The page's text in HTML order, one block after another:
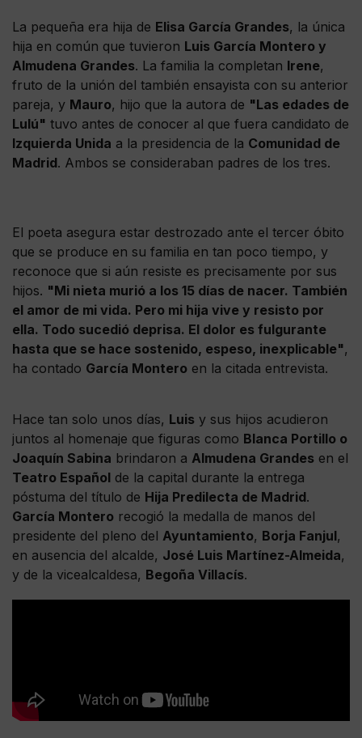
La pequeña era hija de Elisa García Grandes, la única
hija en común que tuvieron Luis García Montero y
Almudena Grandes. La familia la completan Irene,
fruto de la unión del también ensayista con su anterior
pareja, y Mauro, hijo que la autora de "Las edades de
Lulú" tuvo antes de conocer al que fuera candidato de
Izquierda Unida a la presidencia de la Comunidad de
Madrid. Ambos se consideraban padres de los tres.
El poeta asegura estar destrozado ante el tercer óbito
que se produce en su familia en tan poco tiempo, y
reconoce que si aún resiste es precisamente por sus
hijos. "Mi nieta murió a los 15 días de nacer. También
el amor de mi vida. Pero mi hija vive y resisto por
ella. Todo sucedió deprisa. El dolor es fulgurante
hasta que se hace sostenido, espeso, inexplicable",
ha contado García Montero en la citada entrevista.
Hace tan solo unos días, Luis y sus hijos acudieron
juntos al homenaje que figuras como Blanca Portillo o
Joaquín Sabina brindaron a Almudena Grandes en el
Teatro Español de la capital durante la entrega
póstuma del título de Hija Predilecta de Madrid.
García Montero recogió la medalla de manos del
presidente del pleno del Ayuntamiento, Borja Fanjul,
en ausencia del alcalde, José Luis Martínez-Almeida,
y de la vicealcaldesa, Begoña Villacís.